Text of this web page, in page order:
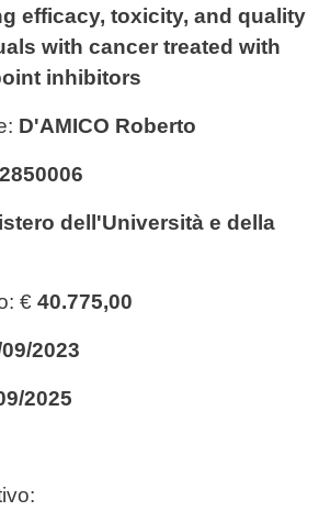
efficacy, toxicity, and quality
with cancer treated with
inhibitors
D'AMICO Roberto
dell'Università e della
€ 40.775,00
2023
2025